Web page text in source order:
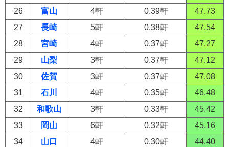
26 富山 4軒 0.39軒
47.73
27
長崎 5軒 0.38軒
47.54
28
宮崎 4軒 0.37軒
47.27
29
山梨 3軒 0.37軒
47.12
30
佐賀 3軒 0.37軒
47.08
31
石川 4軒 0.35軒
46.48
32
和歌山 3軒 0.33軒
45.42
33
岡山 6軒 0.32軒
45.16
34
山口 4軒 0.30軒
44.40